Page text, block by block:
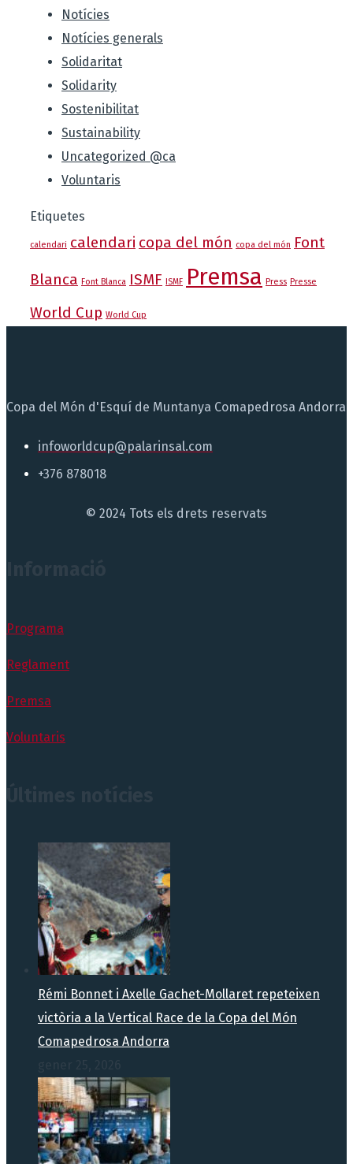
Notícies
Notícies generals
Solidaritat
Solidarity
Sostenibilitat
Sustainability
Uncategorized @ca
Voluntaris
Etiquetes
calendari calendari copa del món copa del món Font
Blanca Font Blanca ISMF ISMF Premsa Press Presse
World Cup World Cup
Copa del Món d'Esquí de Muntanya Comapedrosa Andorra
infoworldcup@palarinsal.com
+376 878018
© 2024 Tots els drets reservats
Programa
Reglament
Premsa
Voluntaris
Rémi Bonnet i Axelle Gachet-Mollaret repeteixen
victòria a la Vertical Race de la Copa del Món
Comapedrosa Andorra